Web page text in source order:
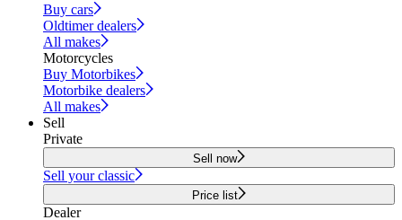
Buy cars
Oldtimer dealers
All makes
Motorcycles
Buy Motorbikes
Motorbike dealers
All makes
Sell
Private
Sell now
Sell your classic
Price list
Dealer